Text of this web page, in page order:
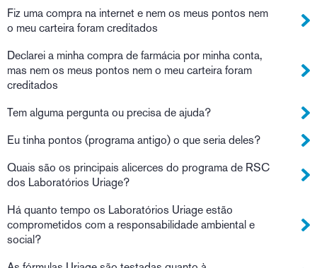
Fiz uma compra na internet e nem os meus pontos nem
o meu carteira foram creditados
Declarei a minha compra de farmácia por minha conta,
mas nem os meus pontos nem o meu carteira foram
creditados
Tem alguma pergunta ou precisa de ajuda?
Eu tinha pontos (programa antigo) o que seria deles?
Quais são os principais alicerces do programa de RSC
dos Laboratórios Uriage?
Há quanto tempo os Laboratórios Uriage estão
comprometidos com a responsabilidade ambiental e
social?